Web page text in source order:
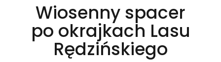
Wiosenny spacer
po okrajkach Lasu
Rędzińskiego